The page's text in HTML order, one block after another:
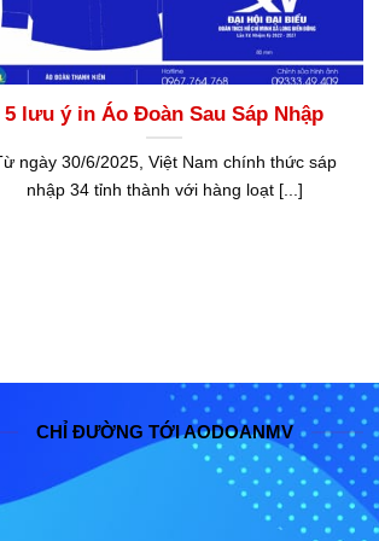
5 lưu ý in Áo Đoàn Sau Sáp Nhập
ngày 30/6/2025, Việt Nam chính thức sáp
nhập 34 tỉnh thành với hàng loạt [...]
CHỈ ĐƯỜNG TỚI AODOANMV